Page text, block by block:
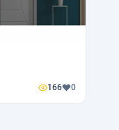
166 0